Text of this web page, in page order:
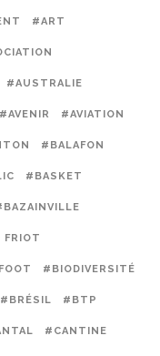
#ART
#AUSTRALIE
#AVENIR #AVIATION
#BALAFON
#BASKET
FRIOT
#BIODIVERSITÉ
#BRÉSIL #BTP
#CANTINE